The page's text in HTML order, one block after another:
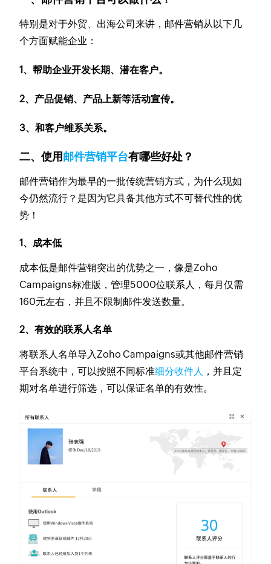
特别是对于外贸、出海公司来讲，邮件营销从以下几
个方面赋能企业：
1、帮助企业开发长期、潜在客户。
2、产品促销、产品上新等活动宣传。
3、和客户维系关系。
二、使用邮件营销平台有哪些好处？
邮件营销作为最早的一批传统营销方式，为什么现如
今仍然流行？是因为它具备其他方式不可替代性的优
势！
1、成本低
成本低是邮件营销突出的优势之一，像是Zoho
Campaigns标准版，管理5000位联系人，每月仅需
160元左右，并且不限制邮件发送数量。
2、有效的联系人名单
将联系人名单导入Zoho Campaigns或其他邮件营销
平台系统中，可以按照不同标准细分收件人 ，并且定
期对名单进行筛选，可以保证名单的有效性。